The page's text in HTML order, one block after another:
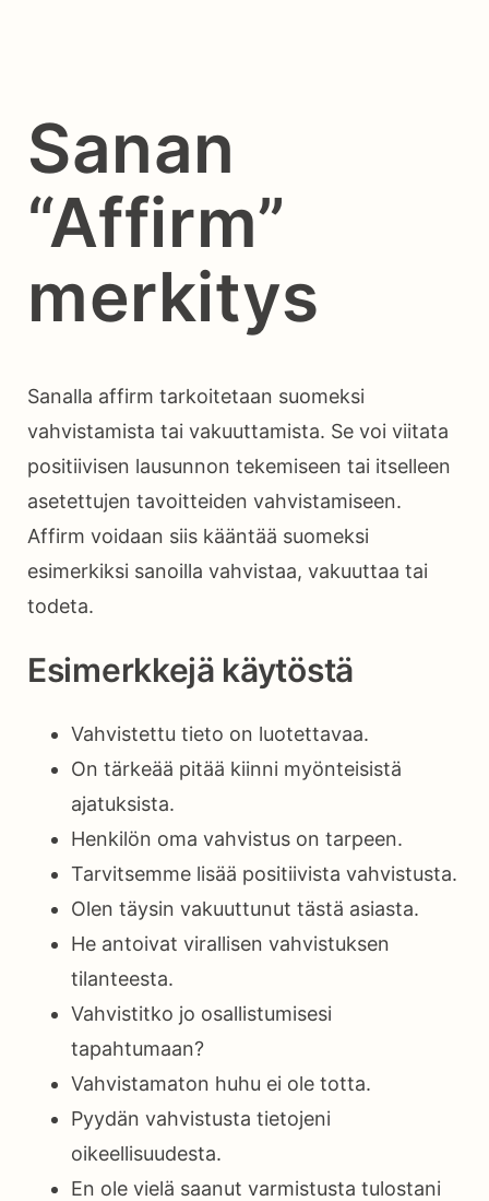
Sanan
“Affirm”
merkitys
Sanalla affirm tarkoitetaan suomeksi
vahvistamista tai vakuuttamista. Se voi viitata
positiivisen lausunnon tekemiseen tai itselleen
asetettujen tavoitteiden vahvistamiseen.
Affirm voidaan siis kääntää suomeksi
esimerkiksi sanoilla vahvistaa, vakuuttaa tai
todeta.
Esimerkkejä käytöstä
Vahvistettu tieto on luotettavaa.
On tärkeää pitää kiinni myönteisistä
ajatuksista.
Henkilön oma vahvistus on tarpeen.
Tarvitsemme lisää positiivista vahvistusta.
Olen täysin vakuuttunut tästä asiasta.
He antoivat virallisen vahvistuksen
tilanteesta.
Vahvistitko jo osallistumisesi
tapahtumaan?
Vahvistamaton huhu ei ole totta.
Pyydän vahvistusta tietojeni
oikeellisuudesta.
En ole vielä saanut varmistusta tulostani